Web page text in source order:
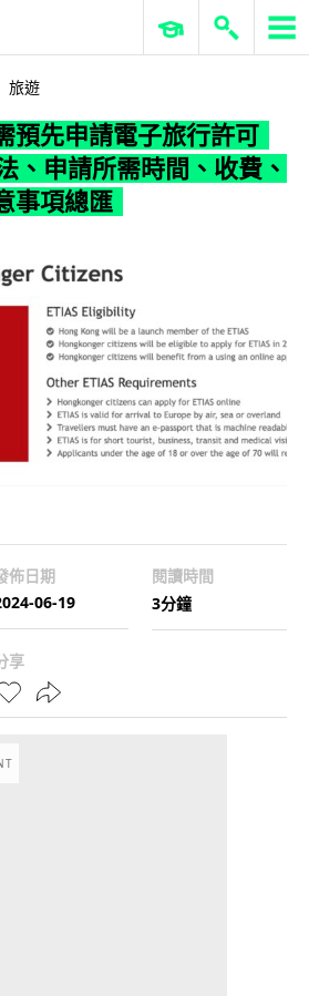
ERP 與商業 AI
旅遊
預先申請電子旅行許可
、申請所需時間、收費、
事項總匯
佈日期
06-19
閱讀時間
3分鐘
享